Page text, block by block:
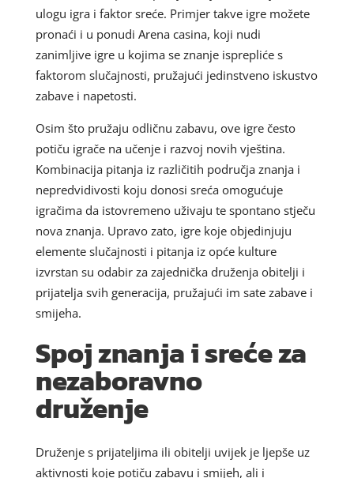
ulogu igra i faktor sreće. Primjer takve igre možete
pronaći i u ponudi Arena casina, koji nudi
zanimljive igre u kojima se znanje isprepliće s
faktorom slučajnosti, pružajući jedinstveno iskustvo
zabave i napetosti.
Osim što pružaju odličnu zabavu, ove igre često
potiču igrače na učenje i razvoj novih vještina.
Kombinacija pitanja iz različitih područja znanja i
nepredvidivosti koju donosi sreća omogućuje
igračima da istovremeno uživaju te spontano stječu
nova znanja. Upravo zato, igre koje objedinjuju
elemente slučajnosti i pitanja iz opće kulture
izvrstan su odabir za zajednička druženja obitelji i
prijatelja svih generacija, pružajući im sate zabave i
smijeha.
Spoj znanja i sreće za
nezaboravno
druženje
Druženje s prijateljima ili obitelji uvijek je ljepše uz
aktivnosti koje potiču zabavu i smijeh, ali i